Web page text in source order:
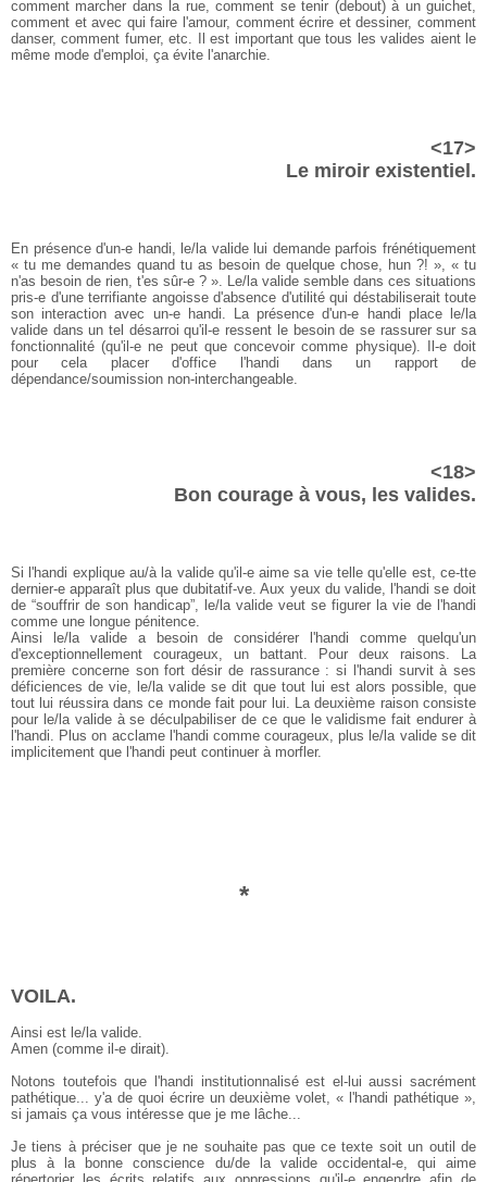
comment marcher dans la rue, comment se tenir (debout) à un guichet,
comment et avec qui faire l'amour, comment écrire et dessiner, comment
danser, comment fumer, etc. Il est important que tous les valides aient le
même mode d'emploi, ça évite l'anarchie.
<17>
Le miroir existentiel.
En présence d'un-e handi, le/la valide lui demande parfois frénétiquement
« tu me demandes quand tu as besoin de quelque chose, hun ?! », « tu
n'as besoin de rien, t'es sûr-e ? ». Le/la valide semble dans ces situations
pris-e d'une terrifiante angoisse d'absence d'utilité qui déstabiliserait toute
son interaction avec un-e handi. La présence d'un-e handi place le/la
valide dans un tel désarroi qu'il-e ressent le besoin de se rassurer sur sa
fonctionnalité (qu'il-e ne peut que concevoir comme physique). Il-e doit
pour cela placer d'office l'handi dans un rapport de
dépendance/soumission non-interchangeable.
<18>
Bon courage à vous, les valides.
Si l'handi explique au/à la valide qu'il-e aime sa vie telle qu'elle est, ce-tte
dernier-e apparaît plus que dubitatif-ve. Aux yeux du valide, l'handi se doit
de “souffrir de son handicap”, le/la valide veut se figurer la vie de l'handi
comme une longue pénitence.
Ainsi le/la valide a besoin de considérer l'handi comme quelqu'un
d'exceptionnellement courageux, un battant. Pour deux raisons. La
première concerne son fort désir de rassurance : si l'handi survit à ses
déficiences de vie, le/la valide se dit que tout lui est alors possible, que
tout lui réussira dans ce monde fait pour lui. La deuxième raison consiste
pour le/la valide à se déculpabiliser de ce que le validisme fait endurer à
l'handi. Plus on acclame l'handi comme courageux, plus le/la valide se dit
implicitement que l'handi peut continuer à morfler.
*
VOILA.
Ainsi est le/la valide.
Amen (comme il-e dirait).
Notons toutefois que l'handi institutionnalisé est el-lui aussi sacrément
pathétique... y'a de quoi écrire un deuxième volet, « l'handi pathétique »,
si jamais ça vous intéresse que je me lâche...
Je tiens à préciser que je ne souhaite pas que ce texte soit un outil de
plus à la bonne conscience du/de la valide occidental-e, qui aime